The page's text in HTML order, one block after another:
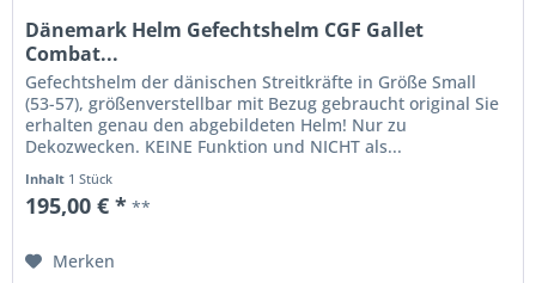
Dänemark Helm Gefechtshelm CGF Gallet
Combat...
Gefechtshelm der dänischen Streitkräfte in Größe Small
(53-57), größenverstellbar mit Bezug gebraucht original Sie
erhalten genau den abgebildeten Helm! Nur zu
Dekozwecken. KEINE Funktion und NICHT als...
Inhalt 1 Stück
195,00 € * **
Merken